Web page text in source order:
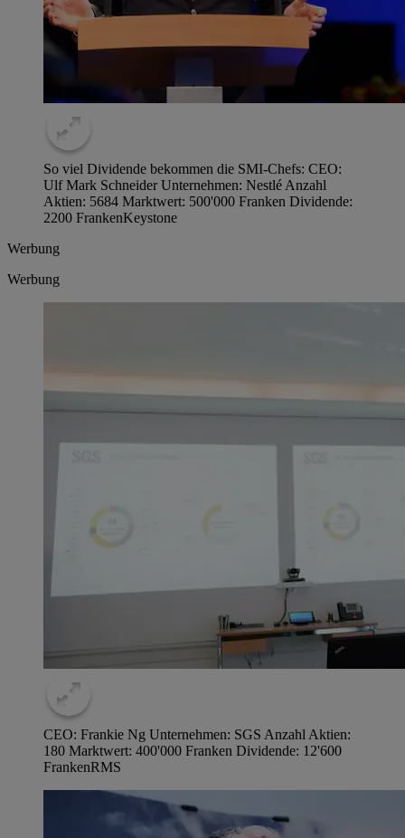
So viel Dividende bekommen die SMI-Chefs: CEO:
Ulf Mark Schneider Unternehmen: Nestlé Anzahl
Aktien: 5684 Marktwert: 500'000 Franken Dividende:
2200 FrankenKeystone
Werbung
Werbung
CEO: Frankie Ng Unternehmen: SGS Anzahl Aktien:
180 Marktwert: 400'000 Franken Dividende: 12'600
FrankenRMS